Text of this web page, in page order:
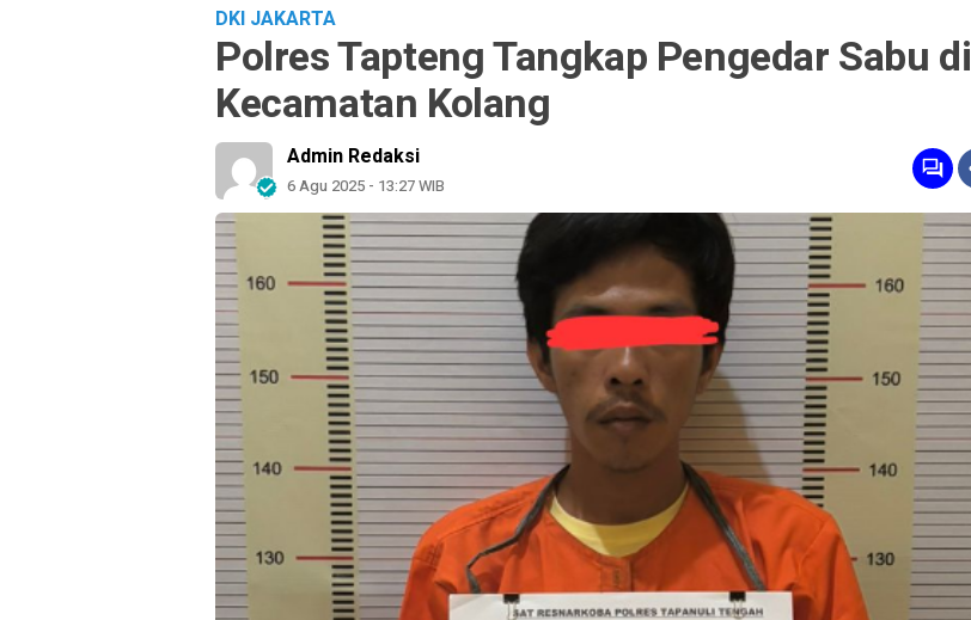
DKI JAKARTA
Polres Tapteng Tangkap Pengedar Sabu di
Kecamatan Kolang
Admin Redaksi
6 Agu 2025 - 13:27 WIB